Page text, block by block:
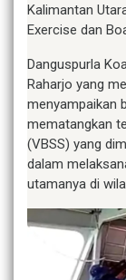
Kalimantan
Exercise dan
Danguspurla
Raharjo yang
menyampaikan
mematangkan
(VBSS) yang
dalam
utamanya di